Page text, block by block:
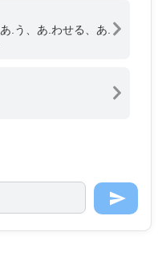
あ.う、あ.わせる、あ.